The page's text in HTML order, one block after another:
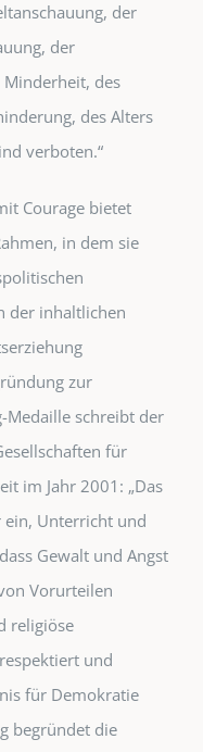
der
der
des
des Alters
verboten.“
Courage bietet
in dem sie
der inhaltlichen
zur
Medaille schreibt der
für
im Jahr 2001: „Das
ein, Unterricht und
Gewalt und Angst
Vorurteilen
religiöse
und
für Demokratie
begründet die